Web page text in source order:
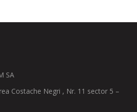
SA
Costache Negri , Nr. 11 sector 5 –